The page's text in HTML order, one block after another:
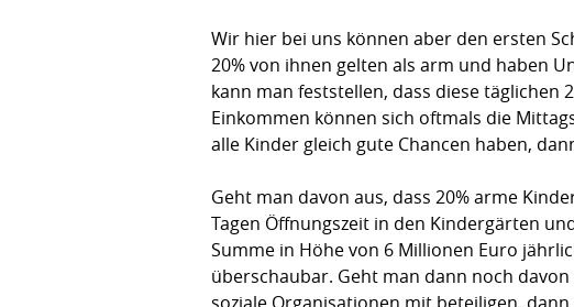
Wir hier bei uns können aber den ersten
20% von ihnen gelten als arm und haben
kann man feststellen, dass diese täglichen
Einkommen können sich oftmals die
alle Kinder gleich gute Chancen haben,
Geht man davon aus, dass 20% arme
Tagen Öffnungszeit in den Kindergärten
Summe in Höhe von 6 Millionen Euro
überschaubar. Geht man dann noch